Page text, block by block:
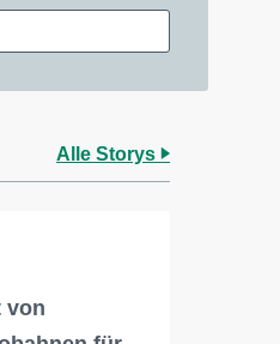
Alle Storys
von